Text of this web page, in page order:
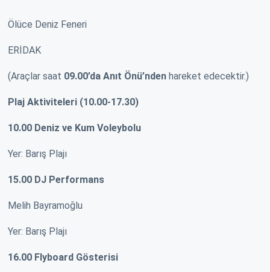
Ölüce Deniz Feneri
ERİDAK
(Araçlar saat 09.00’da Anıt Önü’nden hareket edecektir.)
Plaj Aktiviteleri (10.00-17.30)
10.00 Deniz ve Kum Voleybolu
Yer: Barış Plajı
15.00 DJ Performans
Melih Bayramoğlu
Yer: Barış Plajı
16.00 Flyboard Gösterisi